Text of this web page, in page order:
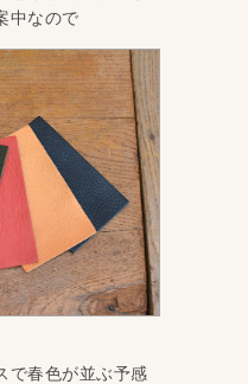
中なので
で春色が並ぶ予感